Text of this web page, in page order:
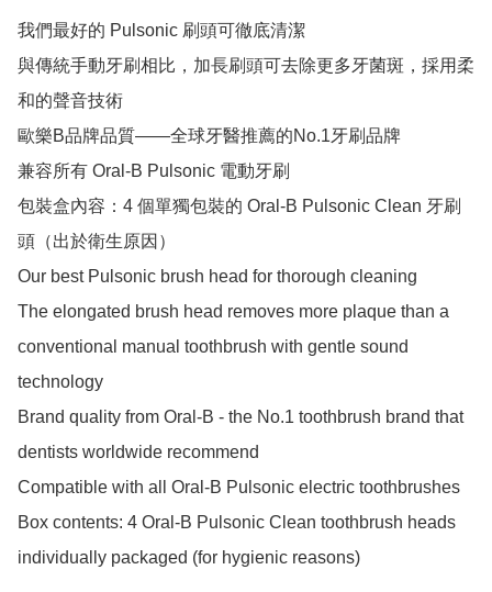
我們最好的 Pulsonic 刷頭可徹底清潔
與傳統手動牙刷相比，加長刷頭可去除更多牙菌斑，採用柔
和的聲音技術
歐樂B品牌品質——全球牙醫推薦的No.1牙刷品牌
兼容所有 Oral-B Pulsonic 電動牙刷
包裝盒內容：4 個單獨包裝的 Oral-B Pulsonic Clean 牙刷
頭（出於衛生原因）
Our best Pulsonic brush head for thorough cleaning
The elongated brush head removes more plaque than a
conventional manual toothbrush with gentle sound
technology
Brand quality from Oral-B - the No.1 toothbrush brand that
dentists worldwide recommend
Compatible with all Oral-B Pulsonic electric toothbrushes
Box contents: 4 Oral-B Pulsonic Clean toothbrush heads
individually packaged (for hygienic reasons)